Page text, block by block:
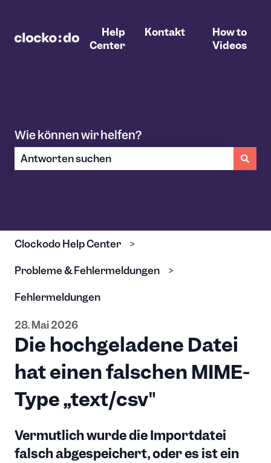
Help
Center
Kontakt
How to
Videos
Wie können wir helfen?
Clockodo Help Center
Probleme & Fehlermeldungen
Fehlermeldungen
28. Mai 2026
Die hochgeladene Datei
hat einen falschen MIME-
Type „text/csv"
Vermutlich wurde die Importdatei
falsch abgespeichert, oder es ist ein